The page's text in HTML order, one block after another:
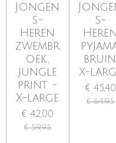
Jongen
s-
Heren
zwembr
oek,
jungle
print -
X-large
€ 42,00
€ 59,95
s-
Heren
bruin,
X-
€ 45,40
€ 64,95